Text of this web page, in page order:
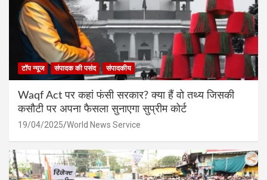
टॉप न्यूज संपादक की पसंद संपादकीय
Waqf Act पर कहां फंसी सरकार? क्या हैं वो तथ्य जिसकी
कसौटी पर अपना फैसला सुनाएगा सुप्रीम कोर्ट
19/04/2025 World News Service